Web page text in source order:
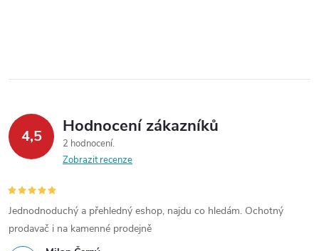
4,5 Hodnocení zákazníků
2 hodnocení
Zobrazit recenze
Jednodnoduchý a přehledný eshop, najdu co hledám. Ochotný
prodavač i na kamenné prodejně